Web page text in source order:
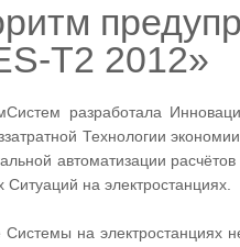
T2 2012»
разработала
Технологии
автоматизации
Ситуаций на электростанциях.
на электростанциях